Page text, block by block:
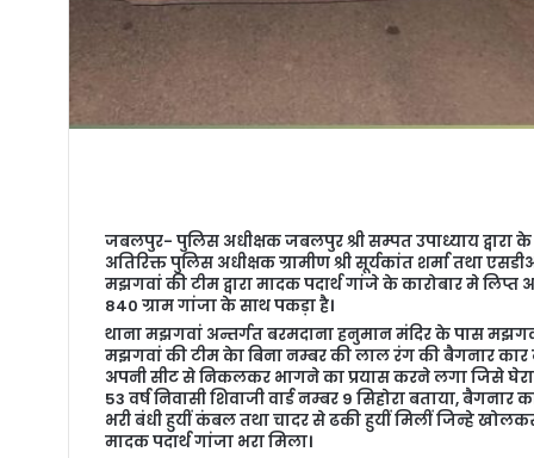
जबलपुर- पुलिस अधीक्षक जबलपुर श्री सम्पत उपाध्याय द्वारा
अतिरिक्त पुलिस अधीक्षक ग्रामीण श्री सूर्यकांत शर्मा तथा
मझगवां की टीम द्वारा मादक पदार्थ गांजे के कारोबार मे
840 ग्राम गांजा के साथ पकड़ा है।
थाना मझगवां अन्तर्गत बरमदाना हनुमान मंदिर के पास
मझगवां की टीम केा बिना नम्बर की लाल रंग की बैगनार
अपनी सीट से निकलकर भागने का प्रयास करने लगा जिसे
53 वर्ष निवासी शिवाजी वार्ड नम्बर 9 सिहोरा बताया,
भरी बंधी हुयीं कंबल तथा चादर से ढकी हुयीं मिलीं जिन्हे
मादक पदार्थ गांजा भरा मिला।